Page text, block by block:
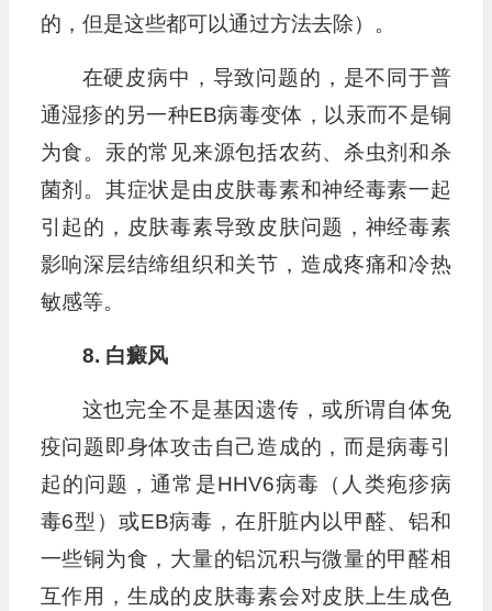
的，但是这些都可以通过方法去除）。
在硬皮病中，导致问题的，是不同于普
通湿疹的另一种EB病毒变体，以汞而不是铜
为食。汞的常见来源包括农药、杀虫剂和杀
菌剂。其症状是由皮肤毒素和神经毒素一起
引起的，皮肤毒素导致皮肤问题，神经毒素
影响深层结缔组织和关节，造成疼痛和冷热
敏感等。
8. 白癜风
这也完全不是基因遗传，或所谓自体免
疫问题即身体攻击自己造成的，而是病毒引
起的问题，通常是HHV6病毒（人类疱疹病
毒6型）或EB病毒，在肝脏内以甲醛、铝和
一些铜为食，大量的铝沉积与微量的甲醛相
互作用，生成的皮肤毒素会对皮肤上生成色